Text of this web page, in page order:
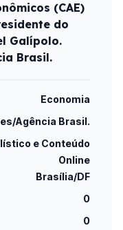
(CAE)
do
Galípolo.
Brasil.
Economia
Agência Brasil.
e Conteúdo
Online
Brasília/DF
0
0